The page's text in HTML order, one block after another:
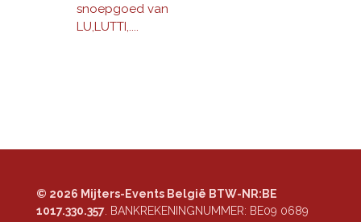
snoepgoed van
LU,LUTTI,....
© 2026 Mijters-Events België BTW-NR:BE
1017.330.357. BANKREKENINGNUMMER: BE09 0689